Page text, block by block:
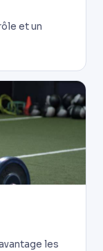
et un
les